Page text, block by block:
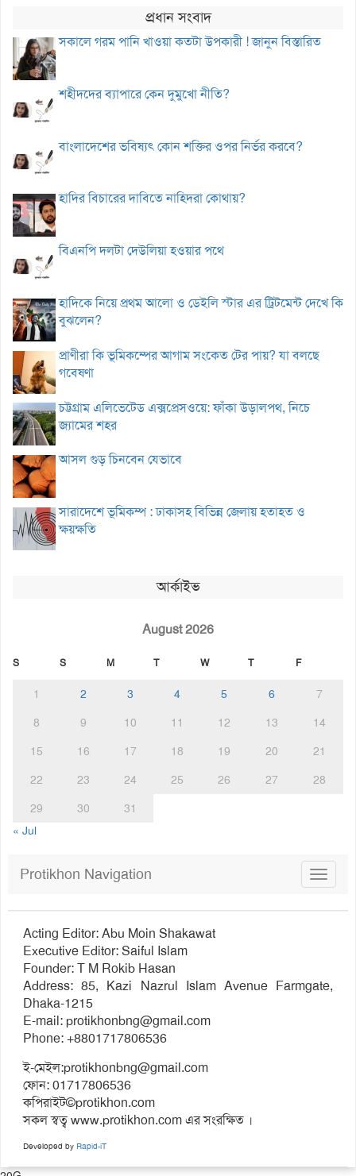
প্রধান সংবাদ
সকালে গরম পানি খাওয়া কতটা উপকারী ! জানুন বিস্তারিত
শহীদদের ব্যাপারে কেন দুমুখো নীতি?
বাংলাদেশের ভবিষ্যৎ কোন শক্তির ওপর নির্ভর করবে?
হাদির বিচারের দাবিতে নাহিদরা কোথায়?
বিএনপি দলটা দেউলিয়া হওয়ার পথে
হাদিকে নিয়ে প্রথম আলো ও ডেইলি স্টার এর ট্রিটমেন্ট দেখে কি
বুঝলেন?
প্রাণীরা কি ভূমিকম্পের আগাম সংকেত টের পায়? যা বলছে
গবেষণা
চট্টগ্রাম এলিভেটেড এক্সপ্রেসওয়ে: ফাঁকা উড়ালপথ, নিচে
জ্যামের শহর
আসল গুড় চিনবেন যেভাবে
সারাদেশে ভূমিকম্প : ঢাকাসহ বিভিন্ন জেলায় হতাহত ও
ক্ষয়ক্ষতি
আর্কাইভ
August 2026
S S M T W T F
1 2 3 4 5 6
7
8
9 10 11 12 13
14
15
16 17 18 19 20
21
22
23 24 25 26 27
28
29
30
31
« Jul
Toggle
Protikhon Navigation
Acting Editor: Abu Moin Shakawat
Executive Editor: Saiful Islam
Founder: T M Rokib Hasan
Address: 85, Kazi Nazrul Islam Avenue Farmgate,
Dhaka-1215
E-mail:protikhonbng@gmail.com
Phone: +8801717806536
ই-মেইল:protikhonbng@gmail.com
ফোন: 01717806536
কপিরাইট©protikhon.com
সকল স্বত্ব www.protikhon.com এর সংরক্ষিত ।
Developed by Rapid-iT